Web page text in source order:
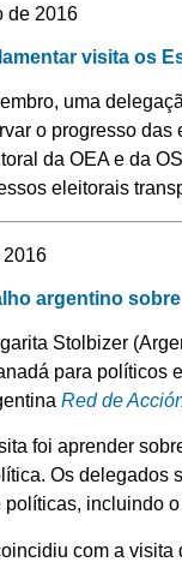
de 2016
visita os
uma
o progresso
da OEA e da
eleitorais
2016
argentino
Stolbizer
para políticos
Red de
foi aprender
Os delegados
políticas, incluindo
com a